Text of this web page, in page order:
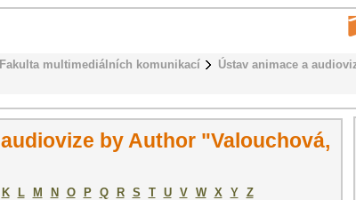
Fakulta multimediálních komunikací Ústav animace a
by Author "Valouchová,
K L M N O P Q R S T U V W X Y
Z